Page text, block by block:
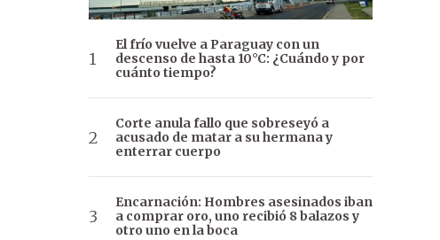
El frío vuelve a Paraguay con un
descenso de hasta 10°C: ¿Cuándo y por
cuánto tiempo?
Corte anula fallo que sobreseyó a
acusado de matar a su hermana y
enterrar cuerpo
Encarnación: Hombres asesinados iban
a comprar oro, uno recibió 8 balazos y
otro uno en la boca